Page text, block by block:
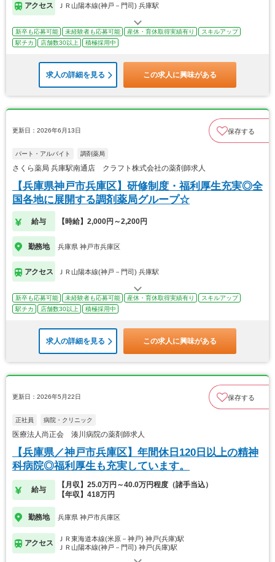
アクセス ＪＲ山陽本線(神戸－門司) 兵庫駅
新卒も応募可能 未経験者も応募可能 産休・育休取得実績有り
スキルアップ
駅チカ
店舗数30以上 積極採用中
求人の詳細を見る この求人に興味がある
更新日：2026年6月13日 保存する
パート・アルバイト 調剤薬局
さくら薬局 兵庫駅南通店 クラフト株式会社の薬剤師求人
【兵庫県神戸市兵庫区】研修制度・福利厚生充実◎全
国各地に展開する調剤薬局グループ☆
給与 【時給】2,000円～2,200円
勤務地 兵庫県 神戸市兵庫区
アクセス ＪＲ山陽本線(神戸－門司) 兵庫駅
新卒も応募可能 未経験者も応募可能 産休・育休取得実績有り
スキルアップ
駅チカ
店舗数30以上 積極採用中
求人の詳細を見る この求人に興味がある
更新日：2026年5月22日 保存する
正社員 病院・クリニック
医療法人尚正会 湊川病院の薬剤師求人
【兵庫県／神戸市兵庫区】年間休日120日以上の精神
科病院◎福利厚生も充実しています。
給与
【月収】25.0万円～40.0万円程度（諸手当込）
【年収】418万円
勤務地 兵庫県 神戸市兵庫区
アクセス
ＪＲ東海道本線(米原－神戸) 神戸(兵庫)駅
ＪＲ山陽本線(神戸－門司) 神戸(兵庫)駅